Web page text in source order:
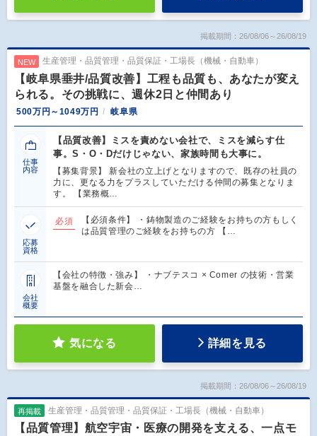
掲載期間：26/08/06～26/08/19
NEW 生産管理・品質管理・品質保証・工場長（機械・自動車）
【岐阜県垂井/品質改善】工程も品質も、あなたが変え
られる。その挑戦に、週休2日と仲間あり
500万円～1049万円 岐阜県
仕事
内容
【品質改善】ミスを責めない会社で、ミスを減らす仕
事。S・O・Dだけじゃない、家族時間も大事に。
【募集背景】 新会社の立上げとなりますので、既存の社員の
力に、更なる力をプラスしていただける仲間の募集となりま
す。 【業務概…
応募
資格
必須
【必須条件】 ・鋳物製造のご経験をお持ちの方もしく
は品質管理のご経験をお持ちの方 【…
会社
概要
【会社の特徴・強み】 ・ナブテスコ × Comer の技術・営業
基盤を融合した新会…
気になる 詳細を見る
掲載期間：26/08/06～26/08/19
再掲載 生産管理・品質管理・品質保証・工場長（機械・自動車）
【品質管理】航空宇宙・医療の開発を支える、一点モ